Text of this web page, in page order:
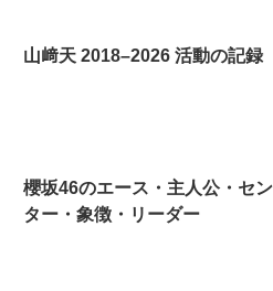
山﨑天 2018–2026 活動の記録
櫻坂46のエース・主人公・セン
ター・象徴・リーダー